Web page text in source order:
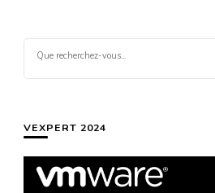
recherchiez
quelque
VEXPERT 2024